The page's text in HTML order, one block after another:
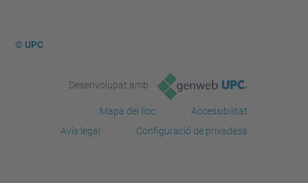
© UPC
Desenvolupat amb
Mapa del lloc
Accessibilitat
Avís legal
Configuració de privadesa